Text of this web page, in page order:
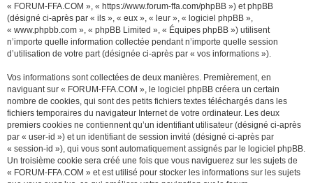
« FORUM-FFA.COM », « https://www.forum-ffa.com/phpBB ») et phpBB
(désigné ci-après par « ils », « eux », « leur », « logiciel phpBB »,
« www.phpbb.com », « phpBB Limited », « Équipes phpBB ») utilisent
n’importe quelle information collectée pendant n’importe quelle session
d’utilisation de votre part (désignée ci-après par « vos informations »).
Vos informations sont collectées de deux manières. Premièrement, en
naviguant sur « FORUM-FFA.COM », le logiciel phpBB créera un certain
nombre de cookies, qui sont des petits fichiers textes téléchargés dans les
fichiers temporaires du navigateur Internet de votre ordinateur. Les deux
premiers cookies ne contiennent qu’un identifiant utilisateur (désigné ci-après
par « user-id ») et un identifiant de session invité (désigné ci-après par
« session-id »), qui vous sont automatiquement assignés par le logiciel phpBB.
Un troisième cookie sera créé une fois que vous naviguerez sur les sujets de
« FORUM-FFA.COM » et est utilisé pour stocker les informations sur les sujets